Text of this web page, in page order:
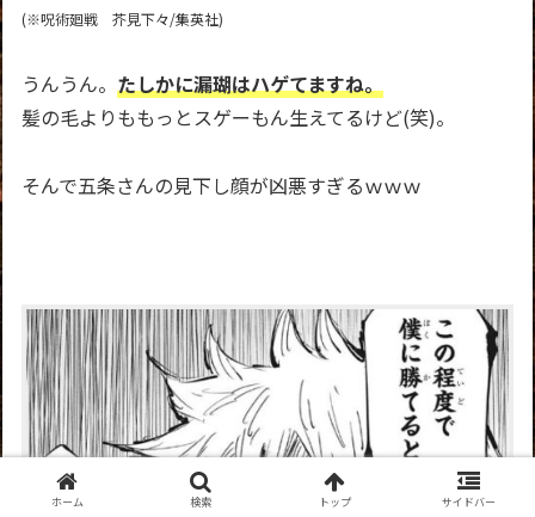
(※呪術廻戦 芥見下々/集英社)
うんうん。たしかに漏瑚はハゲてますね。
髪の毛よりももっとスゲーもん生えてるけど(笑)。
そんで五条さんの見下し顔が凶悪すぎるｗｗｗ
ホーム 検索 トップ サイドバー